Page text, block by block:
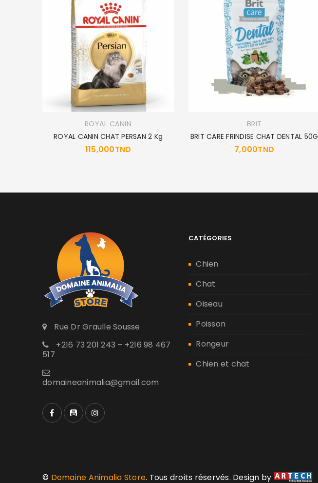
SE CONNECTER
MOT DE PASSE PERDU ?
ROYAL CANIN
ROYAL CANIN CHAT PERSAN 2 Kg
115,000TND
BRIT
BRIT CARE FRINDISE CHAT DENTAL 50G
7,000TND
Rue Dr Graulle Sousse
+216 73 201 243 – +216 98 467
517
domaineanimalia@gmail.com
CATÉGORIES
Chien
Chat
Oiseau
Poisson
Rongeur
Chien et chat
© Domaine Animalia Store. Tous droits réservés. Design by